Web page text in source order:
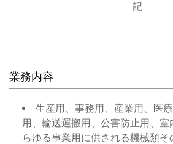
記
業務内容
生産用、事務用、産業用、医
用、輸送運搬用、公害防止用、
らゆる事業用に供される機械類